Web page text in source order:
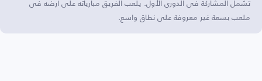
ملعب بسعة غير معروفة على نطاق واسع.